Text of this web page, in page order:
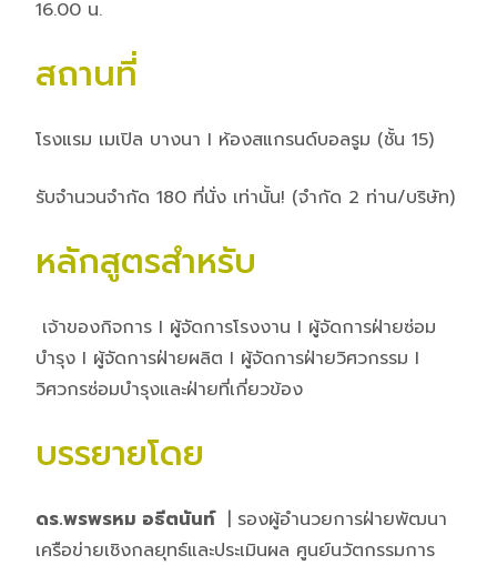
16.00 น.
สถานที่
โรงแรม เมเปิล บางนา I ห้องสแกรนด์บอลรูม (ชั้น 15)
รับจำนวนจำกัด 180 ที่นั่ง เท่านั้น! (จำกัด 2 ท่าน/บริษัท)
หลักสูตรสำหรับ
เจ้าของกิจการ I ผู้จัดการโรงงาน I ผู้จัดการฝ่ายซ่อม
บำรุง I ผู้จัดการฝ่ายผลิต I ผู้จัดการฝ่ายวิศวกรรม I
วิศวกรซ่อมบำรุงและฝ่ายที่เกี่ยวข้อง
บรรยายโดย
ดร.พรพรหม อธีตนันท์ | รองผู้อำนวยการฝ่ายพัฒนา
เครือข่ายเชิงกลยุทธ์และประเมินผล ศูนย์นวัตกรรมการ